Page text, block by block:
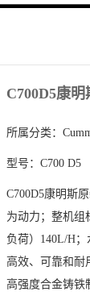
C700D5康
所属分类：
型号： C700 D5
C700D5康明斯
为动力；整机组
负荷）140L/H
高效、可靠和耐
高强度合金铸铁